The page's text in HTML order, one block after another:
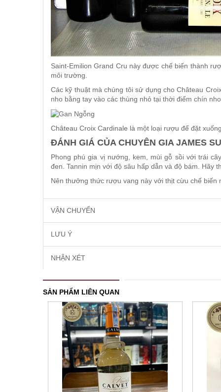
Saint-Emilion Grand Cru này được chế biến thành
môi trường.
Các kỹ thuật mà chúng tôi sử dụng cho Château
nho bằng tay vào các thùng nhỏ tại thời điểm chín
Château Croix Cardinale là một loại rượu để đặt
ĐÁNH GIÁ CỦA CHUYÊN GIA JAMES
Phong phú gia vị nướng, kem, mùi gỗ sồi với trái
đen. Tannin mịn với độ sâu hấp dẫn và độ bám.
Nên thưởng thức rượu vang này với thịt cừu chế
VẬN CHUYỂN
LƯU Ý
NHẬN XÉT
SẢN PHẨM LIÊN QUAN